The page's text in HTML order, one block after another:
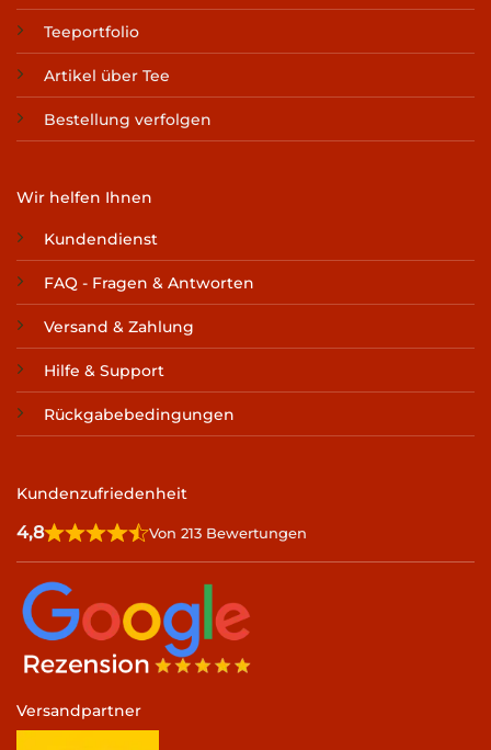
Teeportfolio
Artikel über Tee
Bestellung verfolgen
Wir helfen Ihnen
Kundendienst
FAQ - Fragen & Antworten
Versand & Zahlung
Hilfe & Support
Rückgabebedingungen
Kundenzufriedenheit
4,8 Von 213 Bewertungen
Versandpartner